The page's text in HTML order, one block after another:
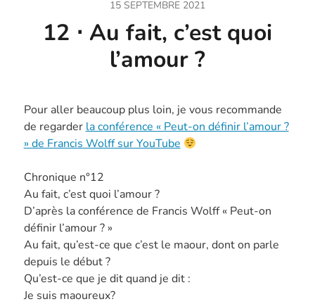
15 SEPTEMBRE 2021
12 ⋅ Au fait, c’est quoi
l’amour ?
Pour aller beaucoup plus loin, je vous recommande
de regarder la conférence « Peut-on définir l’amour ?
» de Francis Wolff sur YouTube
Chronique n°12
Au fait, c’est quoi l’amour ?
D’après la conférence de Francis Wolff « Peut-on
définir l’amour ? »
Au fait, qu’est-ce que c’est le maour, dont on parle
depuis le début ?
Qu’est-ce que je dit quand je dit :
Je suis maoureux?